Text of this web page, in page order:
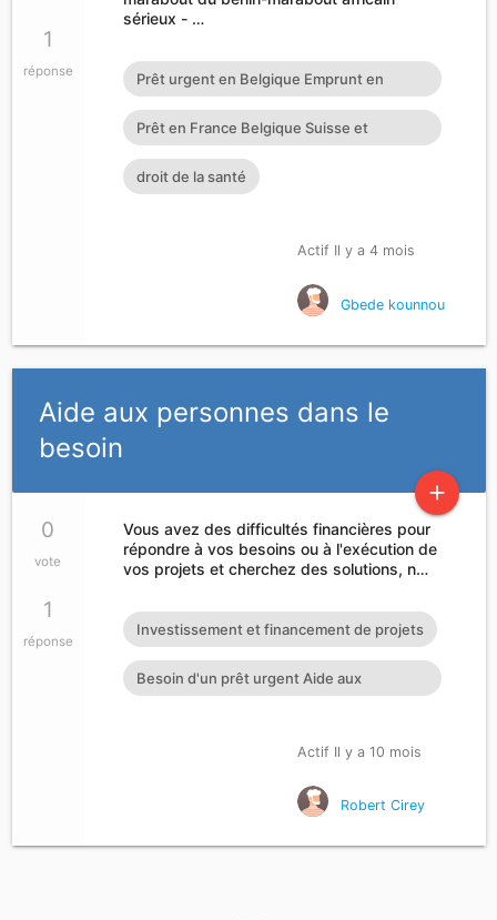
1
réponse
sérieux - …
Prêt urgent en Belgique Emprunt en
Allemagne Prêt entre particul
Prêt en France Belgique Suisse et
Luxembourg
droit de la santé
Actif Il y a 4 mois
Gbede kounnou
Aide aux personnes dans le
besoin
add
0
vote
1
réponse
Vous avez des difficultés financières pour
répondre à vos besoins ou à l'exécution de
vos projets et cherchez des solutions, n…
Investissement et financement de projets
Besoin d'un prêt urgent Aide aux
Actif Il y a 10 mois
Robert Cirey